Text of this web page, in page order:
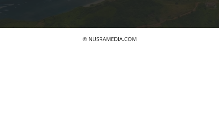
© NUSRAMEDIA.COM